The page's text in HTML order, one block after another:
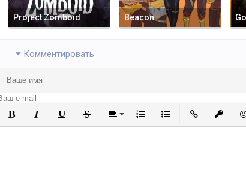
Project Zomboid Beacon
Комментировать
Полужирный
КурсивПодчеркнутый
ЗачеркнутыйВыравнивание
Нумерованный список
Маркированный
Вставить